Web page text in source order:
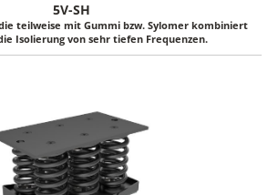
5V-SH
teilweise mit Gummi bzw. Sylomer kombiniert
Isolierung von sehr tiefen Frequenzen.